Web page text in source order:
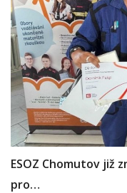
ESOZ Chomutov již
pro…